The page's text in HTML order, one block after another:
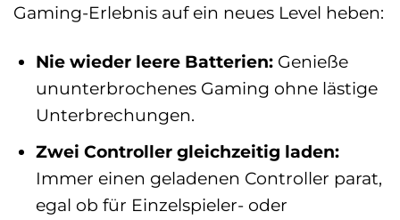
Gaming-Erlebnis auf ein neues Level heben:
Nie wieder leere Batterien:Genieße
ununterbrochenes Gaming ohne lästige
Unterbrechungen.
Zwei Controller gleichzeitig laden:
Immer einen geladenen Controller parat,
egal ob für Einzelspieler- oder